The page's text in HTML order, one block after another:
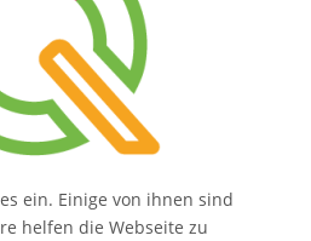
ein. Einige von ihnen sind
helfen die Webseite zu